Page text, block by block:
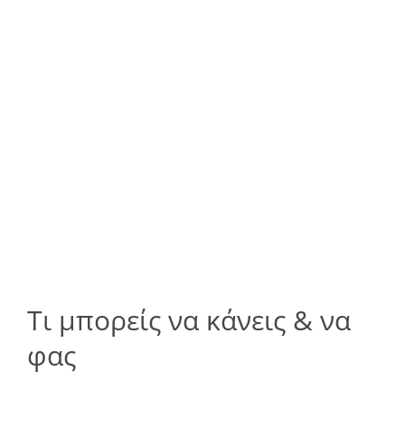
Τι μπορείς να κάνεις & να
φας